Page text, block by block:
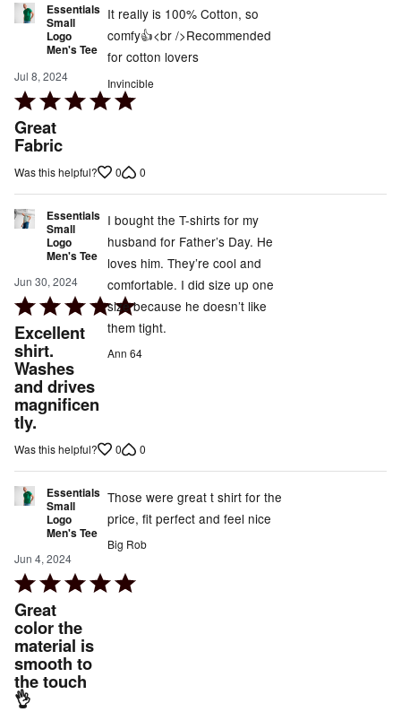
Essentials
Small
Logo
Men's Tee
Jul 8, 2024
Rated
5
out
Great
Fabric
It really is 100% Cotton, so
comfy👍<br />Recommended
for cotton lovers
Invincible
Was this helpful? 0 0
Essentials
Small
Logo
Men's Tee
Jun 30, 2024
Rated
5
out
of
5
Excellent
shirt.
Washes
and drives
magnificen
tly.
I bought the T-shirts for my
husband for Father’s Day. He
loves him. They’re cool and
comfortable. I did size up one
size because he doesn’t like
them tight.
Ann 64
Was this helpful? 0 0
Essentials
Small
Logo
Men's Tee
Jun 4, 2024
Rated
5
out
of
5
Great
color the
material is
smooth to
the touch
👌
Those were great t shirt for the
price, fit perfect and feel nice
Big Rob